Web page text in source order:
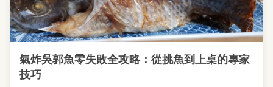
氣炸吳郭魚零失敗全攻略：從挑魚到上桌的專家
技巧